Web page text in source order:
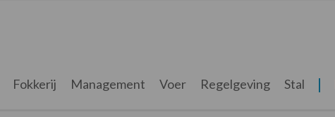
Fokkerij Management Voer Regelgeving Stal